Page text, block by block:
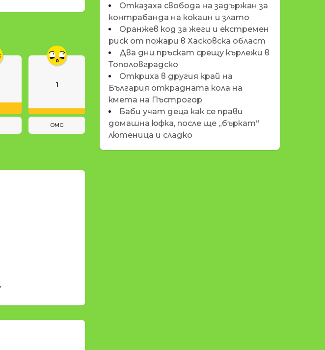
1
OMG
Отказаха свобода на задържан за
контрабанда на кокаин и злато
Оранжев код за жеги и екстремен
риск от пожари в Хасковска област
Два дни пръскат срещу кърлежи в
Тополовградско
Откриха в другия край на
България открадната кола на
кмета на Пъстрогор
Баби учат деца как се прави
домашна юфка, после ще „бъркат“
лютеница и сладко